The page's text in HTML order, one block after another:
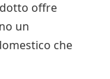
offre
un
che